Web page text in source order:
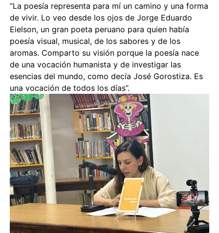
“La poesía representa para mí un camino y una forma
de vivir. Lo veo desde los ojos de Jorge Eduardo
Eielson, un gran poeta peruano para quien había
poesía visual, musical, de los sabores y de los
aromas. Comparto su visión porque la poesía nace
de una vocación humanista y de investigar las
esencias del mundo, como decía José Gorostiza. Es
una vocación de todos los días”.